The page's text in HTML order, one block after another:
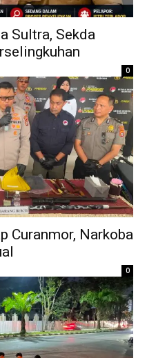
Sultra, Sekda
0
Curanmor, Narkoba
0